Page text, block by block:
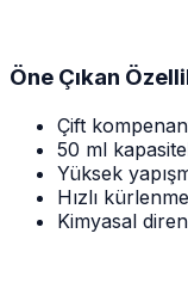
Öne Çıkan
Çift
50 ml
Yüksek
Hızlı
Kimyasal